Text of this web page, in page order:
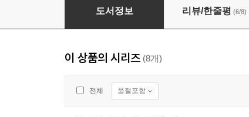
일곱 개의 마검이 지배한다 3
도서정보 리뷰/한줄평 (6/8)
이 상품의 시리즈 (8개)
전체 품절포함